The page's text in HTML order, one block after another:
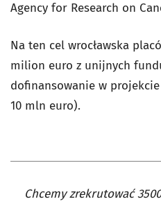
Agency for Research on
Na ten cel wrocławska
milion euro z unijnych
dofinansowanie w
10 mln euro).
Chcemy zrekrutować